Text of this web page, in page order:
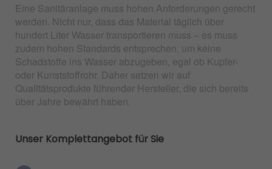
Eine Sanitäranlage muss hohen Anforderungen gerecht
werden. Nicht nur, dass das Material täglich über
hundert Liter Wasser transportieren muss – es muss
zudem hohen Standards entsprechen, um keine
Schadstoffe ins Wasser abzugeben, egal ob Kupfer-
oder Kunststoffrohr. Daher setzen wir auf
Qualitätsprodukte führender Hersteller, die sich bereits
über Jahre bewährt haben.
Unser Komplettangebot für Sie